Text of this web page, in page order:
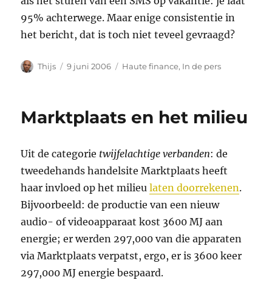
95% achterwege. Maar enige consistentie in
het bericht, dat is toch niet teveel gevraagd?
Auteur
Thijs
Geplaatst
9 juni 2006 Categorieën
Haute finance, In de pers
Marktplaats en het milieu
Uit de categorie twijfelachtige verbanden: de
tweedehands handelsite Marktplaats heeft
haar invloed op het milieulaten doorrekenen.
Bijvoorbeeld: de productie van een nieuw
audio- of videoapparaat kost 3600 MJ aan
energie; er werden 297,000 van die apparaten
via Marktplaats verpatst, ergo, er is 3600 keer
297,000 MJ energie bespaard.